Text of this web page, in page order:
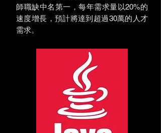
師職缺中名第一，每年需求量以20%的
速度增長，預計將達到超過30萬的人才
需求。